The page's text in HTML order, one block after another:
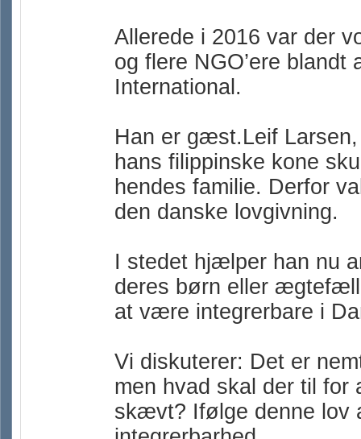
Allerede i 2016 var der
og flere NGO’ere
International.
Han er gæst.Leif
hans filippinske kone
hendes familie. Derfor
den danske lovgivning.
I stedet hjælper han nu
deres børn eller
at være integrerbare i
Vi diskuterer: Det er
men hvad skal der til for
skævt? Ifølge denne lov